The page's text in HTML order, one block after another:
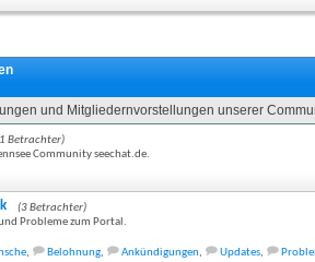
und Mitgliedernvorstellungen unserer
Betrachter)
Community seechat.de.
(3 Betrachter)
Probleme zum Portal.
, Belohnung, Ankündigungen, Updates,